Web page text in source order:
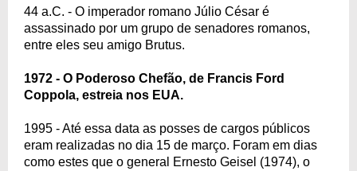
44 a.C. - O imperador romano Júlio César é
assassinado por um grupo de senadores romanos,
entre eles seu amigo Brutus.
1972 - O Poderoso Chefão, de Francis Ford
Coppola, estreia nos EUA.
1995 - Até essa data as posses de cargos públicos
eram realizadas no dia 15 de março. Foram em dias
como estes que o general Ernesto Geisel (1974), o